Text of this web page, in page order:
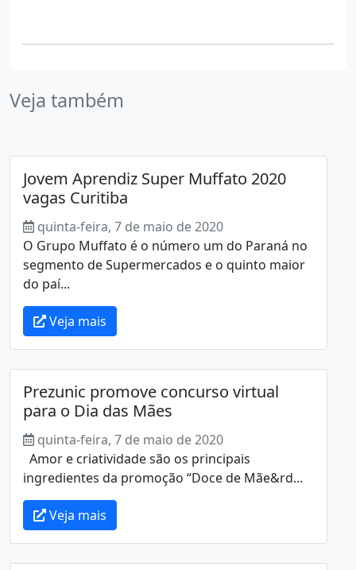
Veja também
Jovem Aprendiz Super Muffato 2020
vagas Curitiba
quinta-feira, 7 de maio de 2020
O Grupo Muffato é o número um do Paraná no
segmento de Supermercados e o quinto maior
do paí...
Veja mais
Prezunic promove concurso virtual
para o Dia das Mães
quinta-feira, 7 de maio de 2020
Amor e criatividade são os principais
ingredientes da promoção “Doce de Mãe&rd...
Veja mais